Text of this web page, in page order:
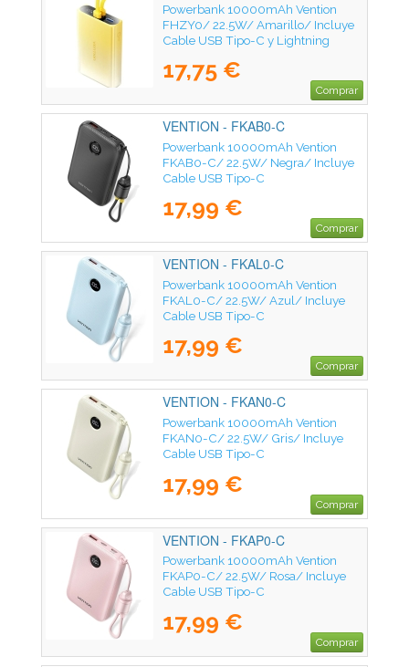
Powerbank 10000mAh Vention
FHZY0/ 22.5W/ Amarillo/ Incluye
Cable USB Tipo-C y Lightning
17,75 €
Comprar
VENTION - FKAB0-C
Powerbank 10000mAh Vention
FKAB0-C/ 22.5W/ Negra/ Incluye
Cable USB Tipo-C
17,99 €
Comprar
VENTION - FKAL0-C
Powerbank 10000mAh Vention
FKAL0-C/ 22.5W/ Azul/ Incluye
Cable USB Tipo-C
17,99 €
Comprar
VENTION - FKAN0-C
Powerbank 10000mAh Vention
FKAN0-C/ 22.5W/ Gris/ Incluye
Cable USB Tipo-C
17,99 €
Comprar
VENTION - FKAP0-C
Powerbank 10000mAh Vention
FKAP0-C/ 22.5W/ Rosa/ Incluye
Cable USB Tipo-C
17,99 €
Comprar